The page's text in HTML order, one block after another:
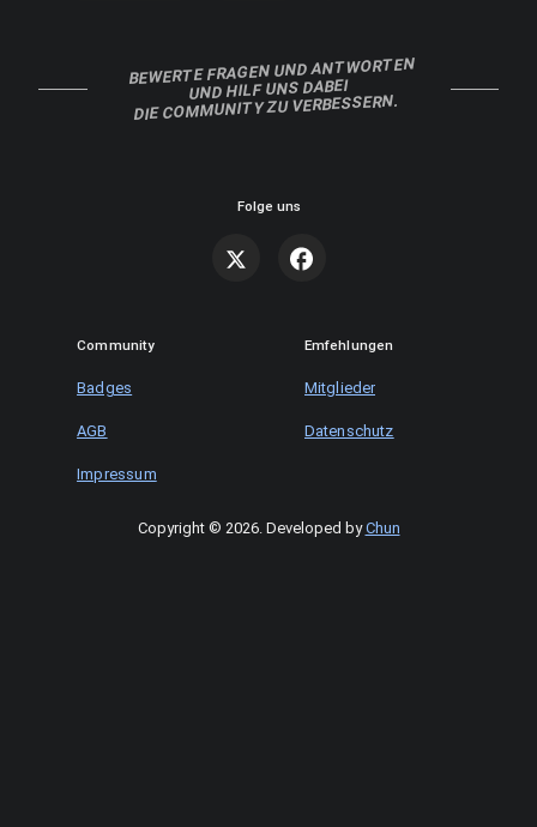
BEWERTE FRAGEN UND ANTWORTEN
UND HILF UNS DABEI
DIE COMMUNITY ZU VERBESSERN.
Folge uns
Community Emfehlungen
Badges Mitglieder
AGB Datenschutz
Impressum
Copyright © 2026. Developed byChun